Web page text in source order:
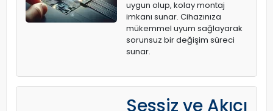
uygun olup, kolay montaj
imkanı sunar. Cihazınıza
mükemmel uyum sağlayarak
sorunsuz bir değişim süreci
sunar.
Sessiz ve Akıcı